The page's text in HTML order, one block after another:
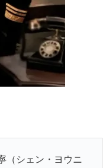
（シェン・ヨウニ